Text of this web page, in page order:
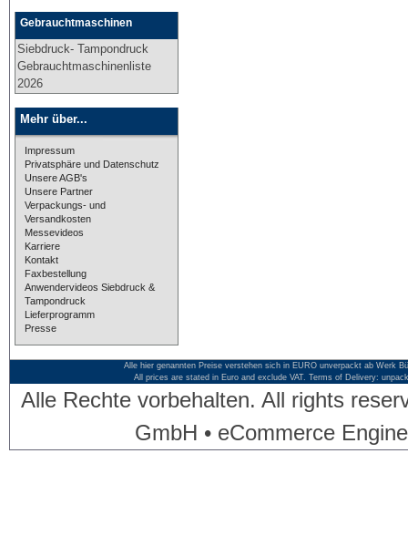
Gebrauchtmaschinen
Siebdruck- Tampondruck
Gebrauchtmaschinenliste
2026
Mehr über...
Impressum
Privatsphäre und Datenschutz
Unsere AGB's
Unsere Partner
Verpackungs- und
Versandkosten
Messevideos
Karriere
Kontakt
Faxbestellung
Anwendervideos Siebdruck &
Tampondruck
Lieferprogramm
Presse
Alle hier genannten Preise verstehen sich in EURO unverpackt ab Werk
All prices are stated in Euro and exclude VAT. Terms of Delivery:
Alle Rechte vorbehalten. All rights
GmbH • eCommerce